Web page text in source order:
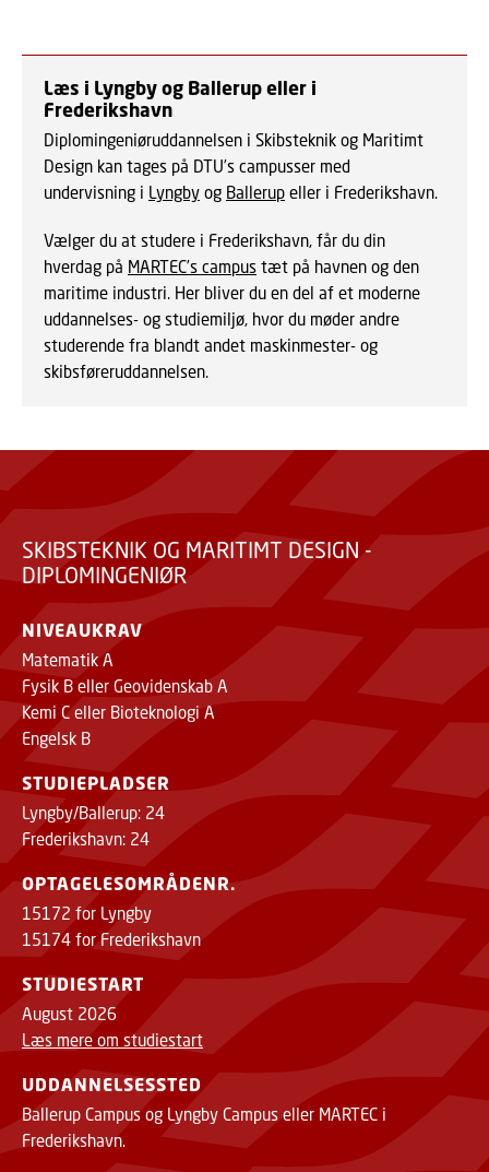
Læs i Lyngby og Ballerup eller i
Frederikshavn
Diplomingeniøruddannelsen i Skibsteknik og Maritimt
Design kan tages på DTU’s campusser med
undervisning i Lyngby og Ballerup eller i Frederikshavn.
Vælger du at studere i Frederikshavn, får du din
hverdag på MARTEC’s campus tæt på havnen og den
maritime industri. Her bliver du en del af et moderne
uddannelses- og studiemiljø, hvor du møder andre
studerende fra blandt andet maskinmester- og
skibsføreruddannelsen.
SKIBSTEKNIK OG MARITIMT DESIGN -
DIPLOMINGENIØR
NIVEAUKRAV
Matematik A
Fysik B eller Geovidenskab A
Kemi C eller Bioteknologi A
Engelsk B
STUDIEPLADSER
Lyngby/Ballerup: 24
Frederikshavn: 24
OPTAGELESOMRÅDENR.
15172 for Lyngby
15174 for Frederikshavn
STUDIESTART
August 2026
Læs mere om studiestart
UDDANNELSESSTED
Ballerup Campus og Lyngby Campus eller MARTEC i
Frederikshavn.